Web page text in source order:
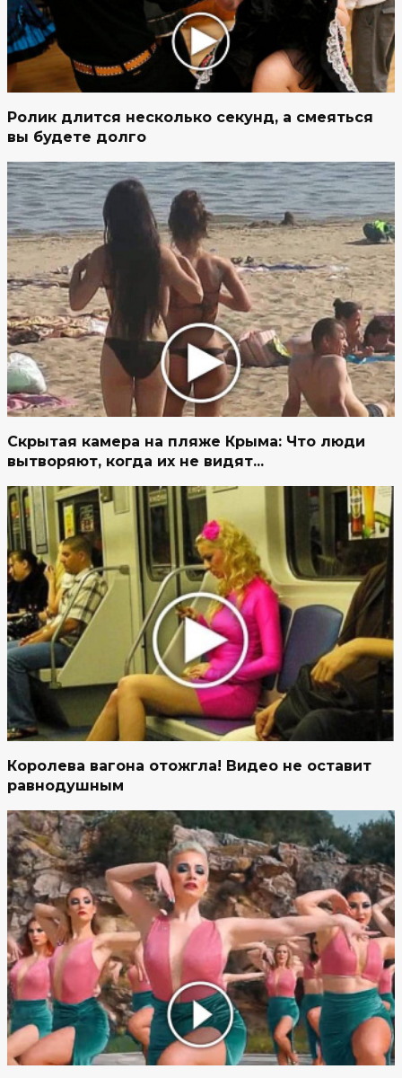
Ролик длится несколько секунд, а смеяться
вы будете долго
Скрытая камера на пляже Крыма: Что люди
вытворяют, когда их не видят...
Королева вагона отожгла! Видео не оставит
равнодушным